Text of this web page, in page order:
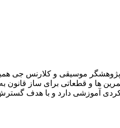
موسیقی و کلارنس جی
ها و قطعاتی برای ساز قانون
آموزشی دارد و با هدف